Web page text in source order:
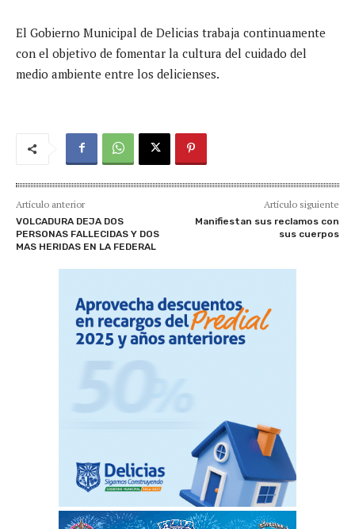
El Gobierno Municipal de Delicias trabaja continuamente
con el objetivo de fomentar la cultura del cuidado del
medio ambiente entre los delicienses.
Artículo anterior
VOLCADURA DEJA DOS
PERSONAS FALLECIDAS Y DOS
MAS HERIDAS EN LA FEDERAL
Artículo siguiente
Manifiestan sus reclamos con
sus cuerpos